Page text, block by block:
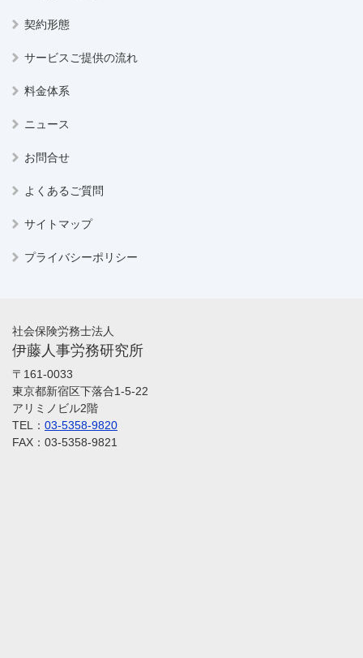
契約形態
サービスご提供の流れ
料金体系
ニュース
お問合せ
よくあるご質問
サイトマップ
プライバシーポリシー
社会保険労務士法人
伊藤人事労務研究所
〒161-0033
東京都新宿区下落合1-5-22
アリミノビル2階
TEL： 03-5358-9820
FAX：03-5358-9821